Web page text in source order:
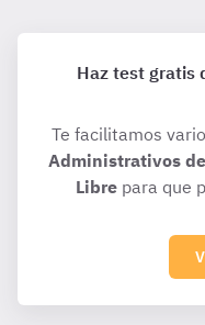
Haz test gratis
Te facilitamos
Administrativos
Librepara que